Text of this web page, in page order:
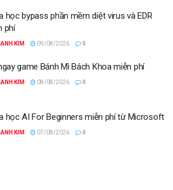
học bypass phần mềm diệt virus và EDR
phí
KIM 09/08/2026 0
game Bánh Mì Bách Khoa miễn phí
KIM 08/08/2026 0
học AI For Beginners miễn phí từ Microsoft
KIM 07/08/2026 0